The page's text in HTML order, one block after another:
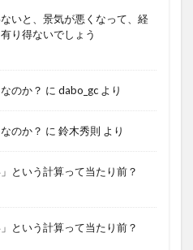
いと、景気が悪くなって、経
り得ないでしょう
のか？ に dabo_gc より
のか？ に 鈴木秀則 より
という計算って当たり前？
という計算って当たり前？